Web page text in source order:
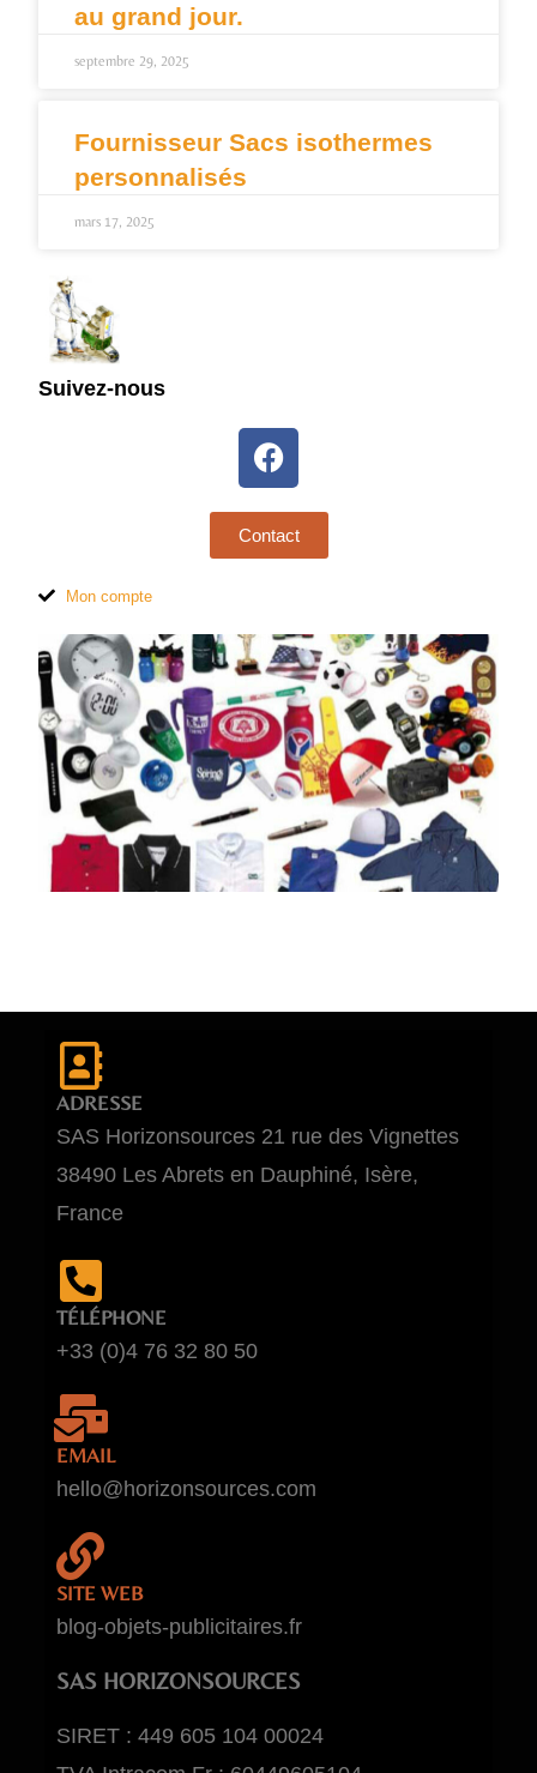
au grand jour.
septembre 29, 2025
Fournisseur Sacs isothermes
personnalisés
mars 17, 2025
Suivez-nous
Contact
Mon compte
ADRESSE
SAS Horizonsources 21 rue des Vignettes
38490 Les Abrets en Dauphiné, Isère,
France
TÉLÉPHONE
+33 (0)4 76 32 80 50
EMAIL
hello@horizonsources.com
SITE WEB
blog-objets-publicitaires.fr
SAS HORIZONSOURCES
SIRET : 449 605 104 00024